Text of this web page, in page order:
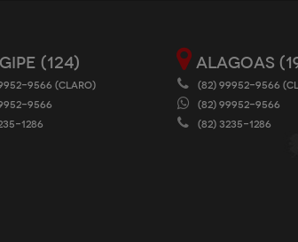
(124)
9566 (CLARO)
9566
1286
ALAGOAS
(82) 99952-9566
(82) 99952-9566
(82) 3235-1286